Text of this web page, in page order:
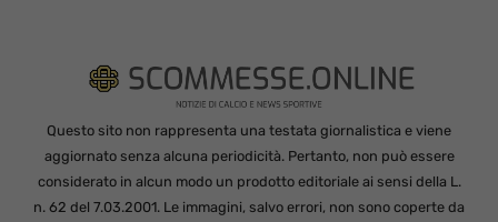
Questo sito non rappresenta una testata giornalistica e viene
aggiornato senza alcuna periodicità. Pertanto, non può essere
considerato in alcun modo un prodotto editoriale ai sensi della L.
n. 62 del 7.03.2001. Le immagini, salvo errori, non sono coperte da